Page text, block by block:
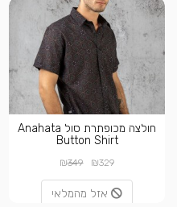
חולצה מכופתרת סול Anahata
Button Shirt
₪329
₪349
אזל מהמלאי